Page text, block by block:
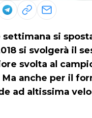
si
si svolgerà il
svolta al
anche per il
ad altissima